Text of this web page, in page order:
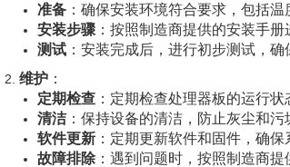
准备 ：确保安装环境符合要求，包括温
安装步骤 ：按照制造商提供的安装手
测试 ：安装完成后，进行初步测试，确
维护 ：
定期检查 ：定期检查处理器板的运行
清洁：保持设备的清洁，防止灰尘和污
软件更新 ：定期更新软件和固件，确
故障排除：遇到问题时，按照制造商提